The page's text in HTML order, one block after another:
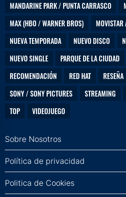
MANDARINE PARK / PUNTA CARRASCO
MAX (HBO / WARNER BROS)
NUEVA TEMPORADA
NUEVO DISCO
NUEVO SINGLE
PARQUE DE LA CIUDAD
RECOMENDACIÓN
RED HAT RESEÑA
SONY / SONY PICTURES
STREAMING
TOP
VIDEOJUEGO
Sobre Nosotros
Política de privacidad
Politica de Cookies